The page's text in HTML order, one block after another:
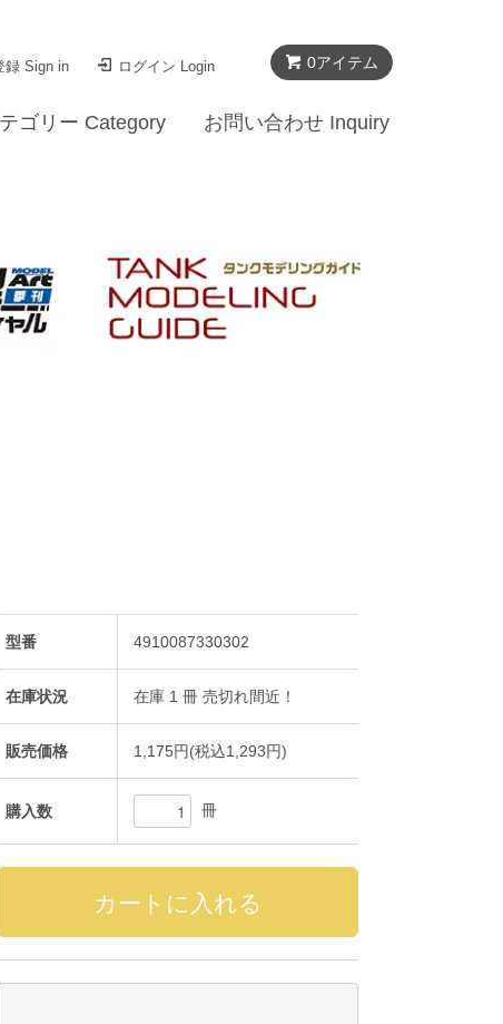
0アイテム
録 Sign in ログイン Login
ゴリー Category お問い合わせ Inquiry
型番 4910087330302
在庫状況 在庫 1 冊 売切れ間近！
販売価格 1,175円(税込1,293円)
購入数 冊